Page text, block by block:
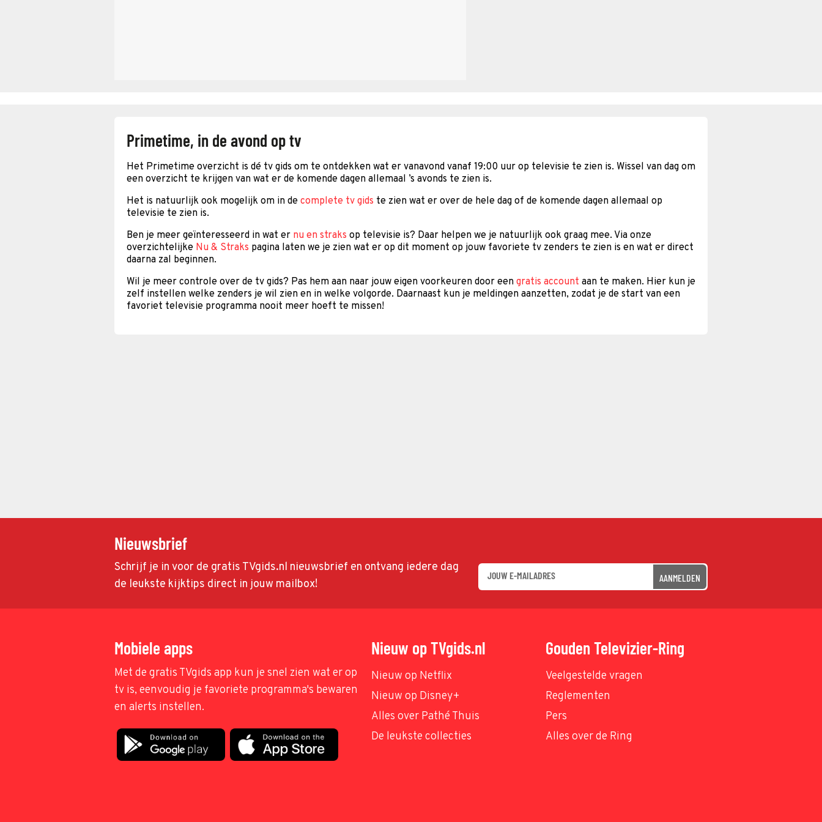
Primetime, in de avond op tv
Het Primetime overzicht is dé tv gids om te ontdekken wat er vanavond vanaf 19:00 uur op televisie te zien is. Wissel van dag om
een overzicht te krijgen van wat er de komende dagen allemaal ’s avonds te zien is.
Het is natuurlijk ook mogelijk om in de complete tv gids te zien wat er over de hele dag of de komende dagen allemaal op
televisie te zien is.
Ben je meer geïnteresseerd in wat er nu en straks op televisie is? Daar helpen we je natuurlijk ook graag mee. Via onze
overzichtelijke Nu & Straks pagina laten we je zien wat er op dit moment op jouw favoriete tv zenders te zien is en wat er direct
daarna zal beginnen.
Wil je meer controle over de tv gids? Pas hem aan naar jouw eigen voorkeuren door een gratis account aan te maken. Hier kun je
zelf instellen welke zenders je wil zien en in welke volgorde. Daarnaast kun je meldingen aanzetten, zodat je de start van een
favoriet televisie programma nooit meer hoeft te missen!
Nieuwsbrief
Schrijf je in voor de gratis TVgids.nl nieuwsbrief en ontvang iedere dag
de leukste kijktips direct in jouw mailbox!
AANMELDEN
Mobiele apps
Met de gratis TVgids app kun je snel zien wat er op
tv is, eenvoudig je favoriete programma's bewaren
en alerts instellen.
Nieuw op TVgids.nl
Nieuw op Netflix
Nieuw op Disney+
Alles over Pathé Thuis
De leukste collecties
Gouden Televizier-Ring
Veelgestelde vragen
Reglementen
Pers
Alles over de Ring